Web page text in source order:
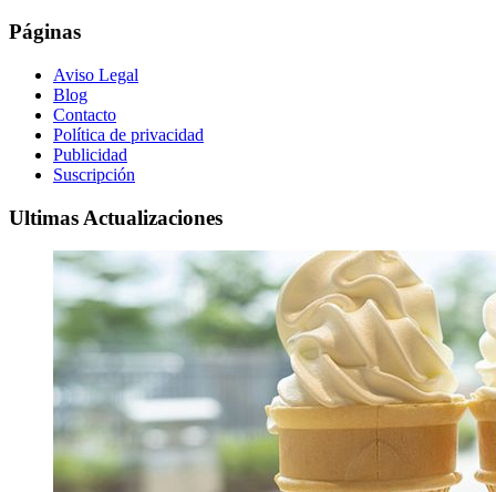
Páginas
Aviso Legal
Blog
Contacto
Política de privacidad
Publicidad
Suscripción
Ultimas Actualizaciones